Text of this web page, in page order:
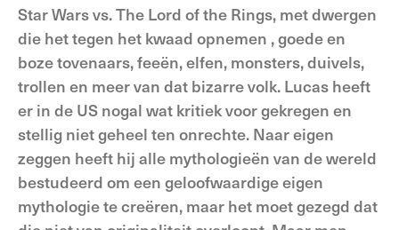
Star Wars vs. The Lord of the Rings, met dwergen
die het tegen het kwaad opnemen , goede en
boze tovenaars, feeën, elfen, monsters, duivels,
trollen en meer van dat bizarre volk. Lucas heeft
er in de US nogal wat kritiek voor gekregen en
stellig niet geheel ten onrechte. Naar eigen
zeggen heeft hij alle mythologieën van de wereld
bestudeerd om een geloofwaardige eigen
mythologie te creëren, maar het moet gezegd dat